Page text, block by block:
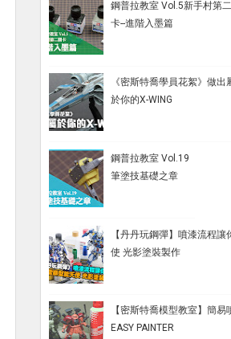
鋼普拉教室 Vol.5新手村第
卡--進階入墨篇
《密斯特喬學員花絮》做出
於你的X-WING
鋼普拉教室 Vol.19
筆塗技基礎之章
【丹丹玩鋼彈】噴漆流程讓
使 光影塗裝製作
【密斯特喬模型教室】簡易
EASY PAINTER